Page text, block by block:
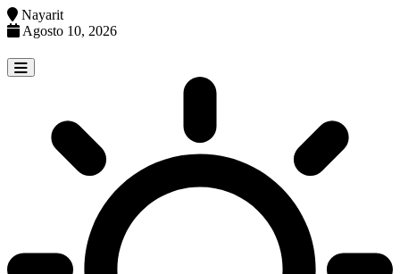
Nayarit
Agosto 10, 2026
to
content